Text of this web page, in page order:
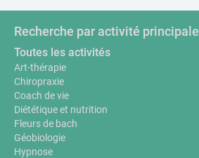
Recherche par activité principale
Toutes les activités
Art-thérapie
Chiropraxie
Coach de vie
Diététique et nutrition
Fleurs de bach
Géobiologie
Hypnose